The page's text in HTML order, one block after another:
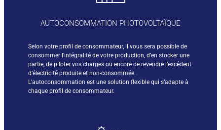
AUTOCONSOMMATION PHOTOVOLTAÏQUE
Selon votre profil de consommateur, il vous sera possible de
consommer l’intégralité de votre production, d’en stocker une
partie, de piloter vos charges ou encore de revendre l’excédent
d’électricité produite et non-consommée.
L’autoconsommation est une solution flexible qui s’adapte à
chaque profil de consommateur.